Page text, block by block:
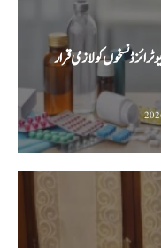
نسخوں کو لازمی قرار